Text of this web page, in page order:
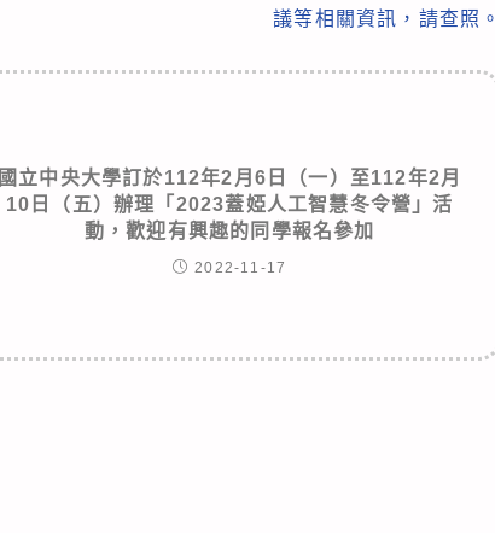
議等相關資訊，請查照。
國立中央大學訂於112年2月6日（一）至112年2月
10日（五）辦理「2023蓋婭人工智慧冬令營」活
動，歡迎有興趣的同學報名參加
2022-11-17